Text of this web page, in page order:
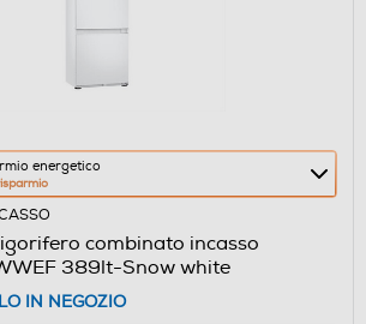
energetico
combinato incasso
389lt-Snow white
IN NEGOZIO